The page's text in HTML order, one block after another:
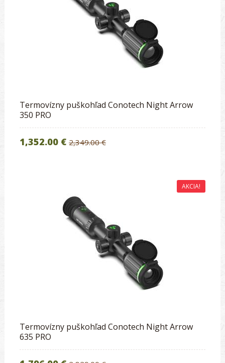
Termovízny puškohľad Conotech Night Arrow
350 PRO
1,352.00 € 2,349.00 €
AKCIA!
Termovízny puškohľad Conotech Night Arrow
635 PRO